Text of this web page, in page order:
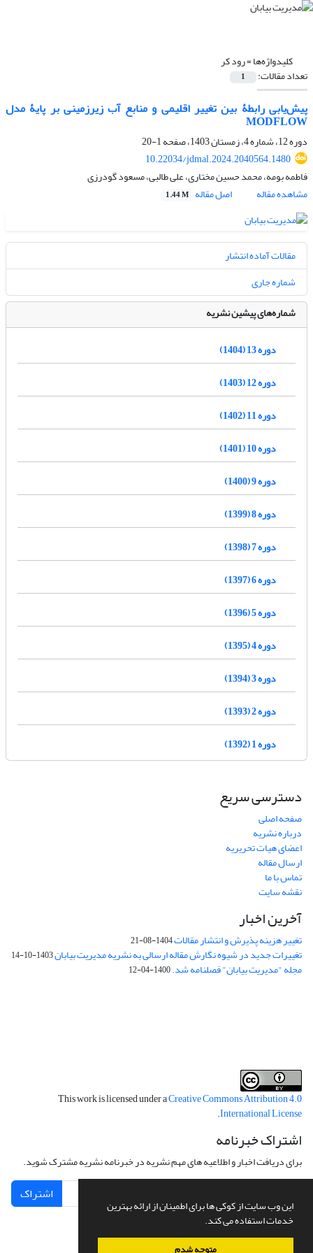
این وب سایت از کوکی ها برای اطمینان از ارائه بهترین
خدمات استفاده می کند.
متوجه شدم
کلیدواژه‌ها =رود کر
تعداد مقالات: 1
پیش‌یابی رابطۀ بین تغییر اقلیمی و منابع آب زیرزمینی بر پایۀ مدل
MODFLOW
دوره 12، شماره 4، زمستان 1403، صفحه
1-20
10.22034/jdmal.2024.2040564.1480
فاطمه بومه، محمد حسین مختاری، علی طالبی، مسعود گودرزی
مشاهده مقاله
اصل مقاله 1.44 M
مقالات آماده انتشار
شماره جاری
شماره‌های پیشین نشریه
دوره 13 (1404)
دوره 12 (1403)
دوره 11 (1402)
دوره 10 (1401)
دوره 9 (1400)
دوره 8 (1399)
دوره 7 (1398)
دوره 6 (1397)
دوره 5 (1396)
دوره 4 (1395)
دوره 3 (1394)
دوره 2 (1393)
دوره 1 (1392)
دسترسی سریع
صفحه اصلی
درباره نشریه
اعضای هیات تحریریه
ارسال مقاله
تماس با ما
نقشه سایت
آخرین اخبار
تغییر هزینه پذیرش و انتشار مقالات1404-08-21
تغییرات جدید در شیوه نگارش مقاله ارسالی به نشریه مدیریت بیابان1403-10-14
مجله "مدیریت بیابان" فصلنامه شد.1400-04-12
This work is licensed under aCreative Commons Attribution 4.0
International License
.
اشتراک خبرنامه
برای دریافت اخبار و اطلاعیه های مهم نشریه در خبرنامه نشریه مشترک شوید.
اشتراک